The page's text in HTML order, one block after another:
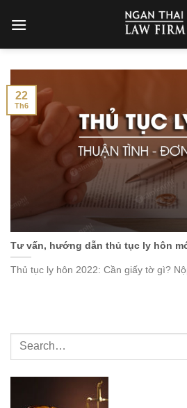
Tư vấn, hướng dẫn thủ tục ly hôn
Thủ tục ly hôn 2022: Cần giấy tờ gì?
22
Th6